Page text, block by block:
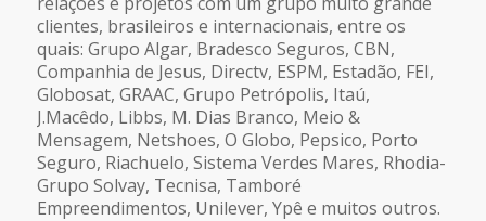
clientes, brasileiros e internacionais, entre os
quais: Grupo Algar, Bradesco Seguros, CBN,
Companhia de Jesus, Directv, ESPM, Estadão, FEI,
Globosat, GRAAC, Grupo Petrópolis, Itaú,
J.Macêdo, Libbs, M. Dias Branco, Meio &
Mensagem, Netshoes, O Globo, Pepsico, Porto
Seguro, Riachuelo, Sistema Verdes Mares, Rhodia-
Grupo Solvay, Tecnisa, Tamboré
Empreendimentos, Unilever, Ypê e muitos outros.